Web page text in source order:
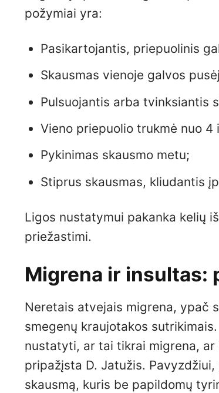
požymiai yra:
Pasikartojantis, priepuolinis
Skausmas vienoje galvos
Pulsuojantis arba tvinksiantis
Vieno priepuolio trukmė nuo 4
Pykinimas skausmo metu;
Stiprus skausmas, kliudantis
Ligos nustatymui pakanka kelių
priežastimi.
Migrena ir insultas:
Neretais atvejais migrena, ypač
smegenų kraujotakos
nustatyti, ar tai tikrai migrena, ar
pripažįsta D. Jatužis.
skausmą, kuris be papildomų